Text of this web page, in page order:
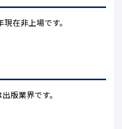
在非上場です。
版業界です。